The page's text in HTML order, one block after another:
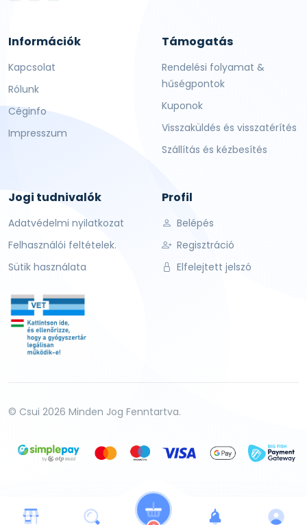
Információk
Kapcsolat
Rólunk
Céginfo
Impresszum
Támogatás
Rendelési folyamat &
hűségpontok
Kuponok
Visszaküldés és visszatérítés
Szállítás és kézbesítés
Jogi tudnivalók
Adatvédelmi nyilatkozat
Felhasználói feltételek.
Sütik használata
Profil
Belépés
Regisztráció
Elfelejtett jelszó
© Csui 2026 Minden Jog Fenntartva.